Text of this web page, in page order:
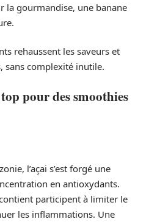
la gourmandise, une banane
rehaussent les saveurs et
sans complexité inutile.
pour des smoothies
l’açai s’est forgé une
en antioxydants.
participent à limiter le
les inflammations. Une